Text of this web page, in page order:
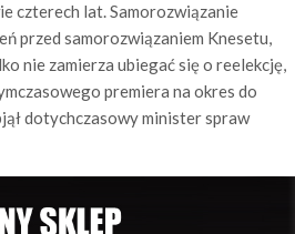
czterech lat. Samorozwiązanie
przed samorozwiązaniem Knesetu,
nie zamierza ubiegać się o reelekcję,
premiera na okres do
dotychczasowy minister spraw